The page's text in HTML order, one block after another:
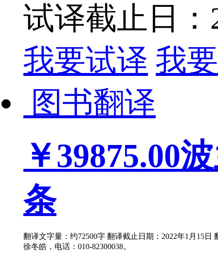
试译截止日：
我要试译 我
图书翻译
￥39875.00
条
翻译文字量：约72500字 翻译截止日期：2022年1月15
徐冬皓，电话：010-82300038。